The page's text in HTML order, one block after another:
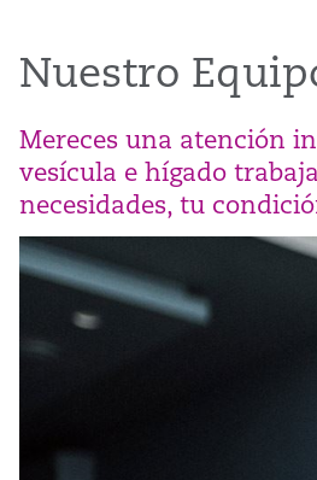
Nuestro
Mereces una atención
vesícula e hígado
necesidades, tu